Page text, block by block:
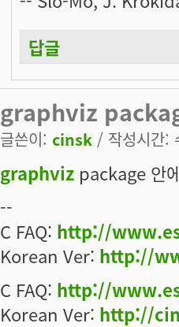
답글
graphviz
글쓴이: cinsk / 작성시간:
graphviz package 안
--
C FAQ: http://
Korean Ver: http://
C FAQ: http://
Korean Ver: http://